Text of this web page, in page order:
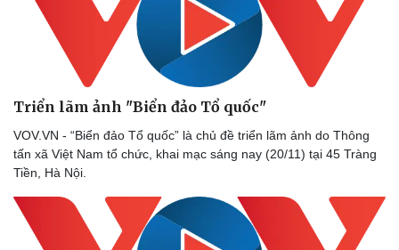
Triển lãm ảnh "Biển đảo Tổ quốc"
VOV.VN - “Biển đảo Tổ quốc” là chủ đề triển lãm ảnh do Thông
tấn xã Việt Nam tổ chức, khai mạc sáng nay (20/11) tại 45 Tràng
Tiền, Hà Nội.